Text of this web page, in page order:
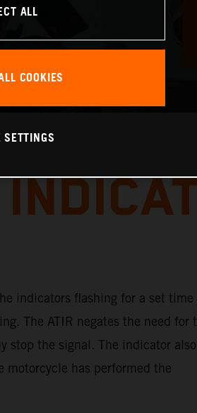
indicators flashing for a set time
The ATIR negates the need for
stop the signal. The indicator also
has performed the
ALL
COOKIES
SETTINGS